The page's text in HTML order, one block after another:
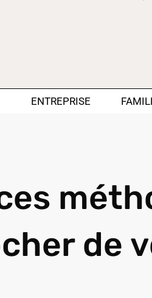
ENTREPRISE
de